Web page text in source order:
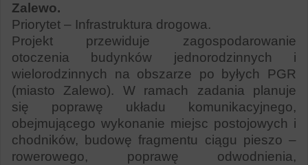
Zalewo.
Priorytet – Infrastruktura drogowa.
Projekt przewiduje zagospodarowanie
otoczenia budynków jednorodzinnych i
wielorodzinnych na obszarze po byłych PGR
(miasto Zalewo). W ramach zadania planuje
się poprawę układu komunikacyjnego,
obejmującego wykonanie miejsc postojowych i
chodników, budowę fragmentu ciągu pieszo –
rowerowego, poprawę odwodnienia,